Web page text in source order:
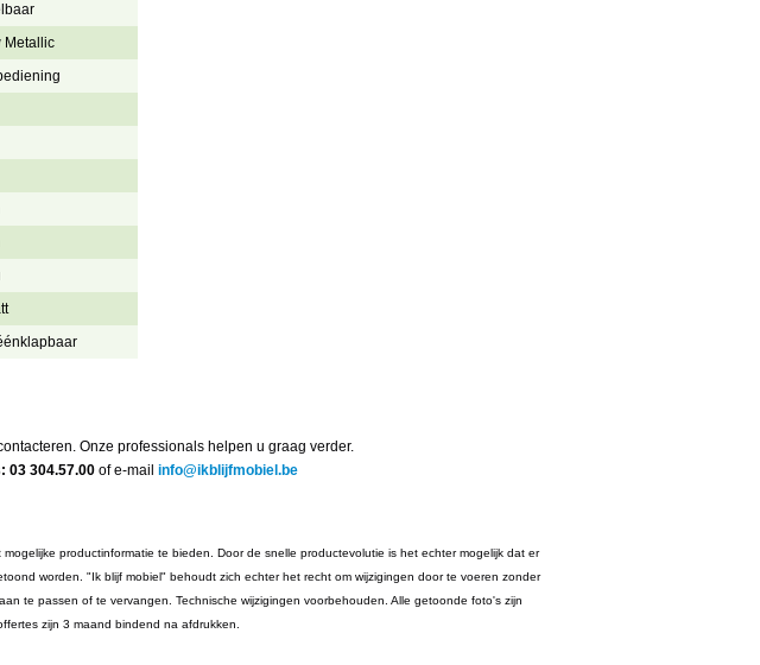
Metallic
Onze professionals helpen u graag verder.
03 304.57.00 of e-mail info@ikblijfmobiel.be
productinformatie te bieden. Door de snelle productevolutie is het echter mogelijk dat er
worden. "Ik blijf mobiel" behoudt zich echter het recht om wijzigingen door te voeren zonder
te passen of te vervangen. Technische wijzigingen voorbehouden. Alle getoonde foto's zijn
zijn 3 maand bindend na afdrukken.